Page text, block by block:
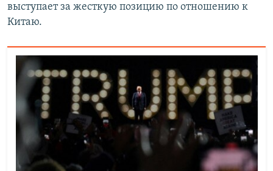
выступает за жесткую позицию по отношению к
Китаю.